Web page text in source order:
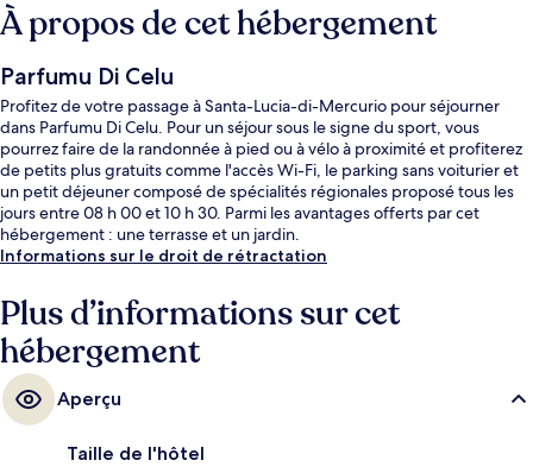
À propos de cet hébergement
Parfumu Di Celu
Profitez de votre passage à Santa-Lucia-di-Mercurio pour séjourner
dans Parfumu Di Celu. Pour un séjour sous le signe du sport, vous
pourrez faire de la randonnée à pied ou à vélo à proximité et profiterez
de petits plus gratuits comme l'accès Wi-Fi, le parking sans voiturier et
un petit déjeuner composé de spécialités régionales proposé tous les
jours entre 08 h 00 et 10 h 30. Parmi les avantages offerts par cet
hébergement : une terrasse et un jardin.
Informations sur le droit de rétractation
Plus d’informations sur cet
hébergement
Aperçu
Taille de l'hôtel